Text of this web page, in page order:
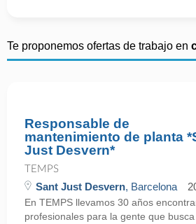
Te proponemos ofertas de trabajo en
Responsable de
mantenimiento de planta
Just Desvern*
TEMPS
Sant Just Desvern, Barcelona
En TEMPS llevamos 30 años
profesionales para la gente que